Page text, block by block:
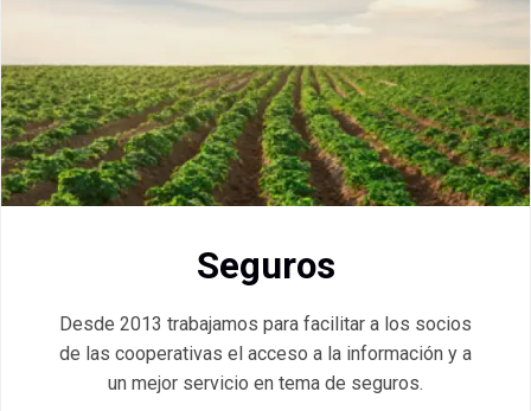
Seguros
Desde 2013 trabajamos para facilitar a los socios
de las cooperativas el acceso a la información y a
un mejor servicio en tema de seguros.